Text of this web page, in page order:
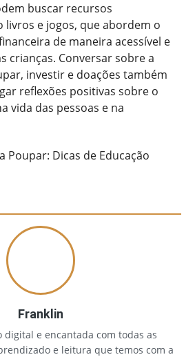
buscar recursos
livros e jogos, que abordem o
de maneira acessível e
crianças. Conversar sobre a
investir e doações também
reflexões positivas sobre o
vida das pessoas e na
Poupar: Dicas de Educação
Franklin
digital e encantada com todas as
e leitura que temos com a